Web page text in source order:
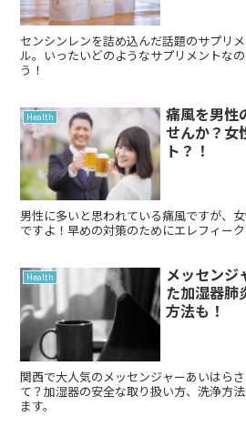
センシンレンを詰め込んだ話題のサプリ
ル。いったいどのようなサプリメントな
う！
Health
痛風を男性
せんか？女
ト？！
男性に多いと思われている痛風ですが、
ですよ！早めの対策のためにエレフィー
Health
メッセンジ
た加湿器肺
方法も！
関西で大人気のメッセンジャーあいはら
て？加湿器の安全な取り扱い方、洗浄方
ます。